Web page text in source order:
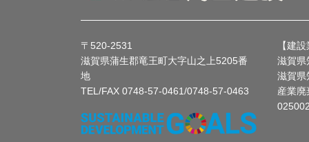
〒520-2531
滋賀県蒲生郡竜王町大字山之上5205番
地
TEL/FAX 0748-57-0461/0748-57-0463
【建
滋賀
滋賀
産業